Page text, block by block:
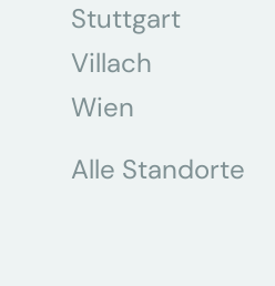
Stuttgart
Villach
Wien
Alle Standorte